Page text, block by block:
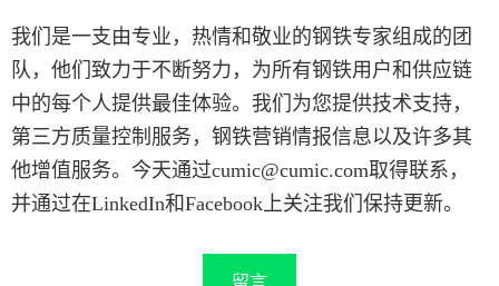
我们是一支由专业，热情和敬业的钢铁专家组成的团
队，他们致力于不断努力，为所有钢铁用户和供应链
中的每个人提供最佳体验。我们为您提供技术支持，
第三方质量控制服务，钢铁营销情报信息以及许多其
他增值服务。今天通过cumic@cumic.com取得联系，
并通过在LinkedIn和Facebook上关注我们保持更新。
留言